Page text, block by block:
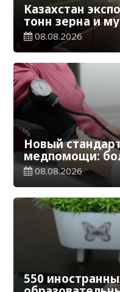
Казахстан
тонн зерна и
эквиваленте
08.08.2026
Новый
медпомощи:
казахстанцев
08.08.2026
550